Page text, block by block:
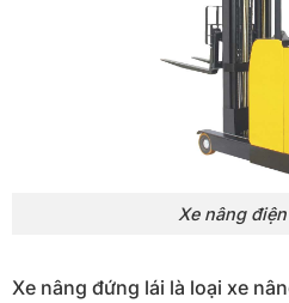
Xe nâng
Xe nâng đứng lái là loại xe